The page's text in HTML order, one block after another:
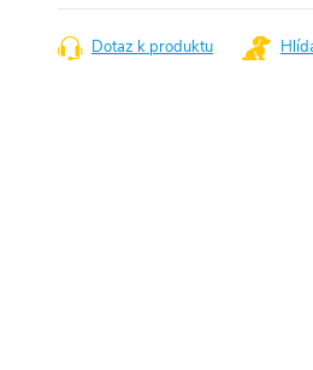
cena:
Dotaz k produktu